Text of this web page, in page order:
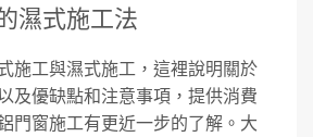
濕式施工法
施工與濕式施工，這裡說明關於
及優缺點和注意事項，提供消費
門窗施工有更近一步的了解。大